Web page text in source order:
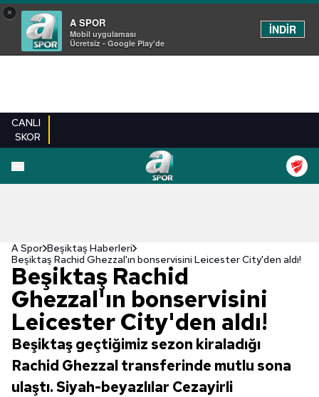
×
A SPOR
Mobil uygulaması
Ücretsiz - Google Play'de
İNDİR
CANLI
SKOR
A Spor Beşiktaş Haberleri
Beşiktaş Rachid Ghezzal'ın bonservisini Leicester City'den aldı!
Beşiktaş Rachid
Ghezzal'ın bonservisini
Leicester City'den aldı!
Beşiktaş geçtiğimiz sezon kiraladığı
Rachid Ghezzal transferinde mutlu sona
ulaştı. Siyah-beyazlılar Cezayirli